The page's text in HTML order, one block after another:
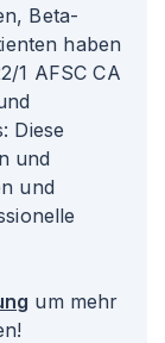
Beta-
haben
1 AFSC CA
Diese
und
und
um mehr